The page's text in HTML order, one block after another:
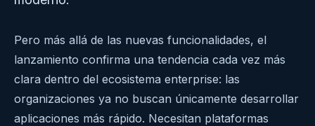
Pero más allá de las nuevas funcionalidades, el
lanzamiento confirma una tendencia cada vez más
clara dentro del ecosistema enterprise: las
organizaciones ya no buscan únicamente desarrollar
aplicaciones más rápido. Necesitan plataformas